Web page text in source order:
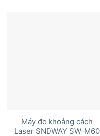
Máy đo khoảng cách
Laser SNDWAY SW-M60